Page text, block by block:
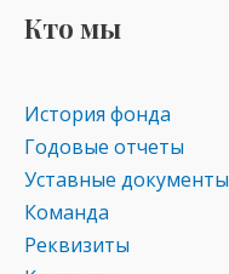
Кто мы
История фонда
Годовые отчеты
Уставные документы
Команда
Реквизиты